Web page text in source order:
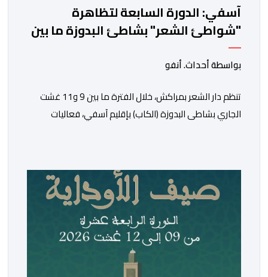
آسفي: الدورة السابعة لتظاهرة
"شواطئ الشعر" بشاطئ البدوزة ما بين
9 و11 غشت
بواسطة أحداث. أنفو
تنظم دار الشعر بمراكش، خلال الفترة ما بين 9 و11 غشت
الجاري بشاطى البدوزة (الكاب) بإقليم آسفي، فعاليات
الجهوية لقطاع الثقافة مراكش -آسفي، تندرج ضمن انفتاح
الدار على مختلف المدن والجهات المغربية الجنوبية، وأيضا
من أجل المزيد من الانفتاح […]